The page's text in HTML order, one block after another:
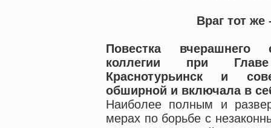
Враг тот же
Повестка вчерашнего
коллегии при
Краснотурьинск и
обширной и включала в
Наиболее полным и
мерах по борьбе с